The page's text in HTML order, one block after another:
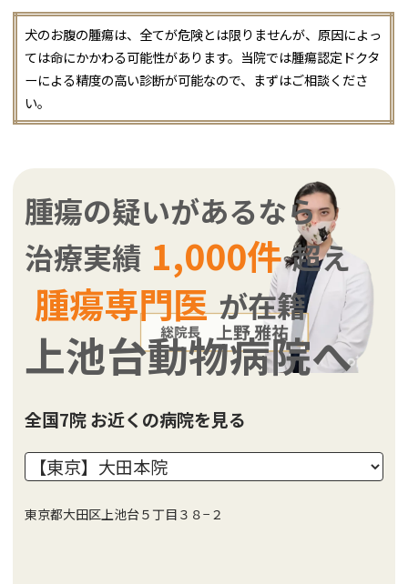
犬のお腹の腫瘍は、全てが危険とは限りませんが、原因によっ
ては命にかかわる可能性があります。当院では腫瘍認定ドクタ
ーによる精度の高い診断が可能なので、まずはご相談くださ
い。
腫瘍の疑いがあるなら
治療実績 1,000件 超え
腫瘍専門医 が在籍
上池台動物病院へ
全国7院 お近くの病院を見る
東京都大田区上池台５丁目３８−２